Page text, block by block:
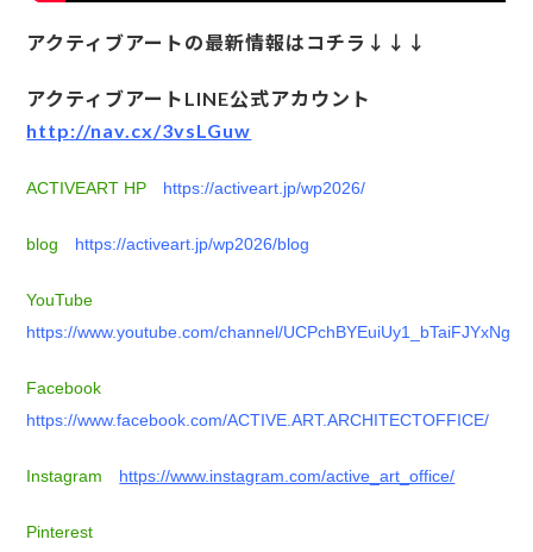
アクティブアートの最新情報はコチラ↓↓↓
アクティブアートLINE公式アカウント
http://nav.cx/3vsLGuw
ACTIVEART HP https://activeart.jp/wp2026/
blog https://activeart.jp/wp2026/blog
YouTube
https://www.youtube.com/channel/UCPchBYEuiUy1_bTaiFJYxNg
Facebook
https://www.facebook.com/ACTIVE.ART.ARCHITECTOFFICE/
Instagram https://www.instagram.com/active_art_office/
Pinterest